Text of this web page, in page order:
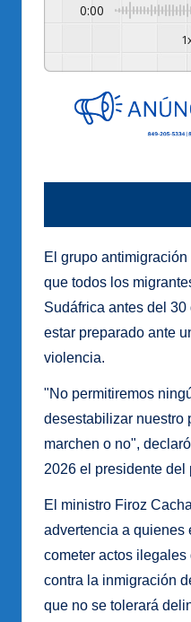
0:00
El grupo
que todos los
Sudáfrica antes del
estar preparado ante
violencia.
"No permitiremos
desestabilizar nuestro
marchen o no",
2026 el presidente
El ministro Firoz
advertencia a quienes
cometer actos
contra la inmigración
que no se tolerará